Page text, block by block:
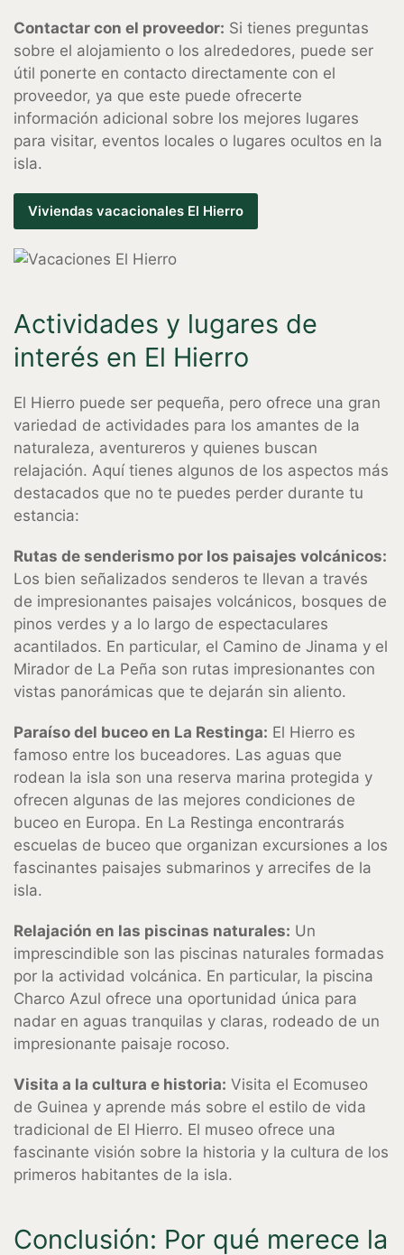
Contactar con el proveedor: Si tienes preguntas
sobre el alojamiento o los alrededores, puede ser
útil ponerte en contacto directamente con el
proveedor, ya que este puede ofrecerte
información adicional sobre los mejores lugares
para visitar, eventos locales o lugares ocultos en la
isla.
Viviendas vacacionales El Hierro
Actividades y lugares de
interés en El Hierro
El Hierro puede ser pequeña, pero ofrece una gran
variedad de actividades para los amantes de la
naturaleza, aventureros y quienes buscan
relajación. Aquí tienes algunos de los aspectos más
destacados que no te puedes perder durante tu
estancia:
Rutas de senderismo por los paisajes volcánicos:
Los bien señalizados senderos te llevan a través
de impresionantes paisajes volcánicos, bosques de
pinos verdes y a lo largo de espectaculares
acantilados. En particular, el Camino de Jinama y el
Mirador de La Peña son rutas impresionantes con
vistas panorámicas que te dejarán sin aliento.
Paraíso del buceo en La Restinga: El Hierro es
famoso entre los buceadores. Las aguas que
rodean la isla son una reserva marina protegida y
ofrecen algunas de las mejores condiciones de
buceo en Europa. En La Restinga encontrarás
escuelas de buceo que organizan excursiones a los
fascinantes paisajes submarinos y arrecifes de la
isla.
Relajación en las piscinas naturales: Un
imprescindible son las piscinas naturales formadas
por la actividad volcánica. En particular, la piscina
Charco Azul ofrece una oportunidad única para
nadar en aguas tranquilas y claras, rodeado de un
impresionante paisaje rocoso.
Visita a la cultura e historia: Visita el Ecomuseo
de Guinea y aprende más sobre el estilo de vida
tradicional de El Hierro. El museo ofrece una
fascinante visión sobre la historia y la cultura de los
primeros habitantes de la isla.
Conclusión: Por qué merece la